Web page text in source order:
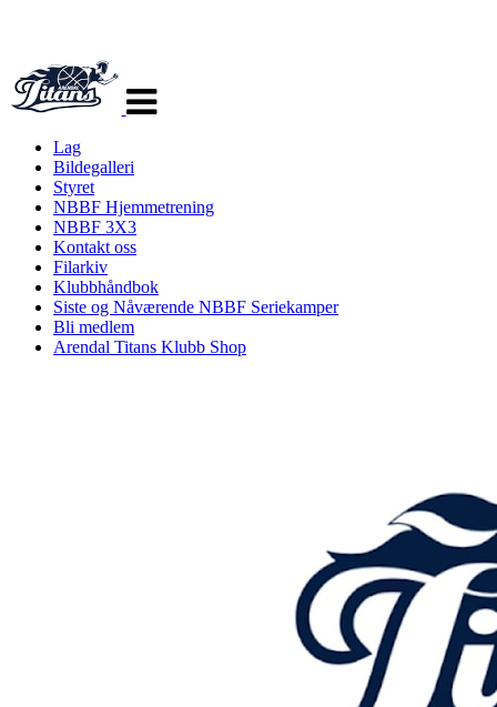
navigasjon
Lag
Bildegalleri
Styret
NBBF Hjemmetrening
NBBF 3X3
Kontakt oss
Filarkiv
Klubbhåndbok
Siste og Nåværende NBBF Seriekamper
Bli medlem
Arendal Titans Klubb Shop